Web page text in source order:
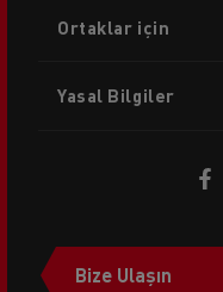
Ortaklar için
Yasal Bilgiler
Bize Ulaşın